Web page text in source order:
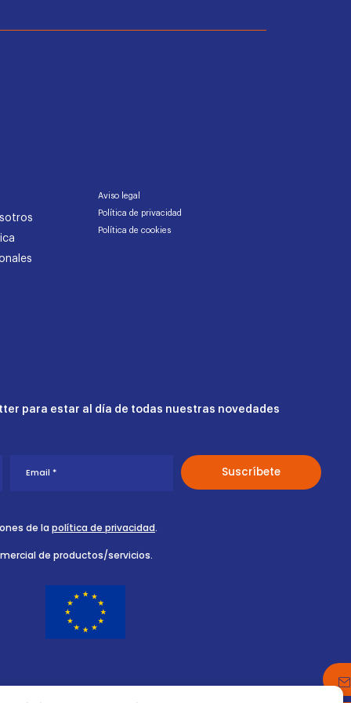
Aviso legal
Política de privacidad
Política de cookies
para estar al día de todas nuestras novedades
de la política de privacidad.
de productos/servicios.